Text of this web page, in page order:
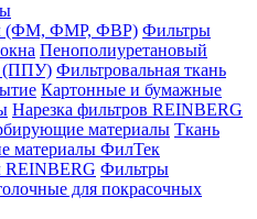
(ФМ, ФМР, ФВР) Фильтры
Пенополиуретановый
(ППУ) Фильтровальная ткань
Картонные и бумажные
Нарезка фильтров REINBERG
материалы Ткань
материалы ФилТек
REINBERG Фильтры
для покрасочных